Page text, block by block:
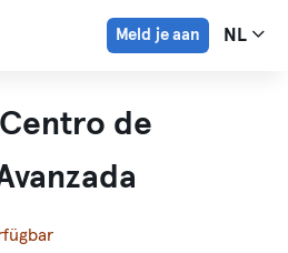
Meld je aan NL
de